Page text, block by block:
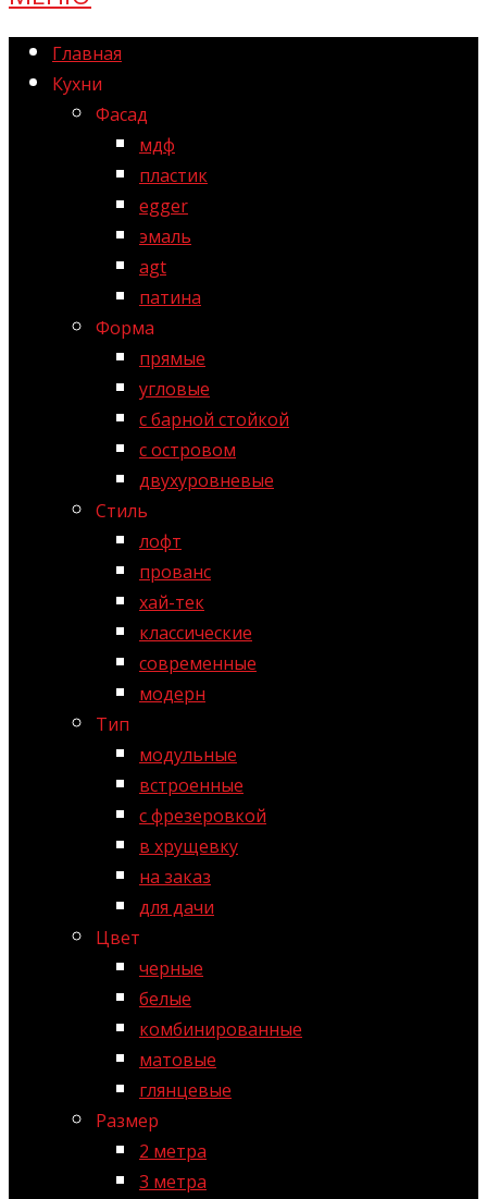
Главная
Кухни
Фасад
мдф
пластик
egger
эмаль
agt
патина
Форма
прямые
угловые
с барной стойкой
с островом
двухуровневые
Стиль
лофт
прованс
хай-тек
классические
современные
модерн
Тип
модульные
встроенные
с фрезеровкой
в хрущевку
на заказ
для дачи
Цвет
черные
белые
комбинированные
матовые
глянцевые
Размер
2 метра
3 метра